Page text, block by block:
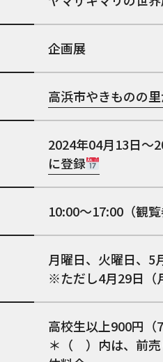
企画展
高浜市やきものの
2024年04月13日～
に登録
10:00～17:00（観
月曜日、火曜日、5
※ただし4月29日（
高校生以上900円（
＊（ ）内は、前売